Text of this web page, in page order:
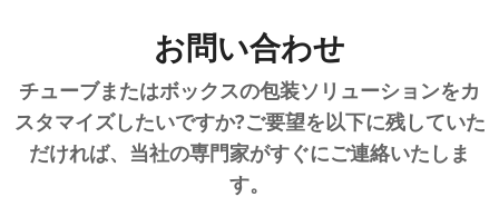
お問い合わせ
チューブまたはボックスの包装ソリューションをカ
スタマイズしたいですか?ご要望を以下に残していた
だければ、当社の専門家がすぐにご連絡いたしま
す。